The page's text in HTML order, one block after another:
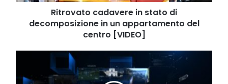
centro
Ritrovato cadavere in stato di
decomposizione in un appartamento del
centro [VIDEO]
26